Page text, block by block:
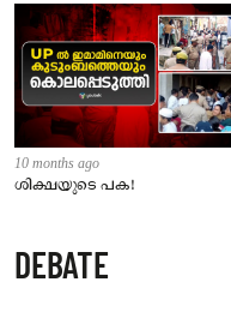
10 months ago
ശിക്ഷയുടെ പക!
DEBATE